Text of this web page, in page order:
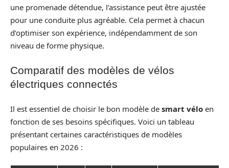
une promenade détendue, l’assistance peut être ajustée
pour une conduite plus agréable. Cela permet à chacun
d’optimiser son expérience, indépendamment de son
niveau de forme physique.
Comparatif des modèles de vélos
électriques connectés
Il est essentiel de choisir le bon modèle de smart vélo en
fonction de ses besoins spécifiques. Voici un tableau
présentant certaines caractéristiques de modèles
populaires en 2026 :